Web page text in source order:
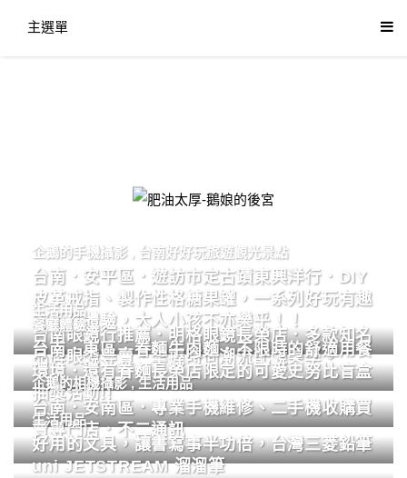
主選單
肥油太厚-鵝娘的後宮
企鵝的手機攝影 台南好好玩旅遊觀光景點
台南．安平區．遊訪市定古蹟東興洋行．DIY
皮革戒指、製作性格糖果罐，一系列好玩有趣
的手作體驗，大人小孩不亦樂乎！！
生活用品
台南眼鏡行推薦．明格眼鏡長榮店．多款知名
品牌眼鏡專賣．掌握時尚潮流配鏡美學。
餐廳體驗
台南．東區．眷麵牛肉麵．不限時的舒適用餐
環境．還有眷麵長榮店限定的可愛史努比盲盒
抽獎活動!!
企鵝的相機攝影,生活用品
台南．安南區．專業手機維修、二手機收購買
賣專門店．不二通訊
生活用品
好用的文具，讓書寫事半功倍，台灣三菱鉛筆
uni JETSTREAM 溜溜筆